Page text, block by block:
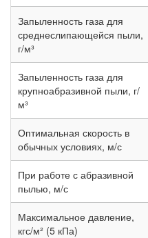
Запыленность газа для
среднеслипающейся пыли,
г/м³
Запыленность газа для
крупноабразивной пыли, г/
м³
Оптимальная скорость в
обычных условиях, м/с
При работе с абразивной
пылью, м/с
Максимальное давление,
кгс/м² (5 кПа)